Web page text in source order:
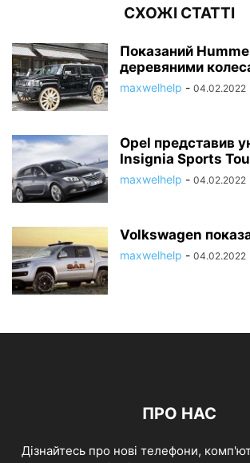
СХОЖІ СТАТТІ
Показаний
деревяними
maxwelhelp - 04.02.2022
Opel представив
Insignia Sports
maxwelhelp - 04.02.2022
Volkswagen
maxwelhelp - 04.02.2022
ПРО НАС
Дізнайтесь про нові телефони,